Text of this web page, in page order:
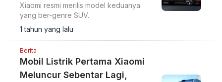
Xiaomi resmi merilis model keduanya
yang ber-genre SUV.
1 tahun yang lalu
Berita
Mobil Listrik Pertama Xiaomi
Meluncur Sebentar Lagi,